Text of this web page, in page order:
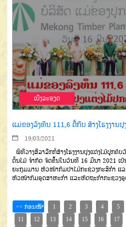
ເບີ່ງລະອຽດ
ແມ່ຂອງລົງທຶນ 111,6 ຕື້ກີບ ສ້າງໂຮງງານ
19/03/2021
ພິທີວາງສີລາລືກກໍ່ສ້າງໂຮງງານປຸງແຕ່ງໄມ້ປູກຄົ
ຕົ້ນໄມ້ ຈຳກັດ ຈັດຂຶ້ນໃນວັນທີ 16 ມີນາ 2021 ເ
ຍະກຸມມານ ຫົວໜ້າກົມປ່າໄມ້ກະຊວງກະສິກຳ ແ
ຫົວໜ້າກົມອຸດສາຫະກຳ ແລະຫັດຖະກຳກະຊວງອຸ